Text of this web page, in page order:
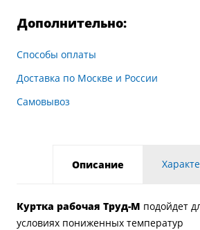
Дополнительно:
Способы оплаты
Доставка по Москве и России
Самовывоз
Описание
Куртка рабочая Труд-М подойдет
условиях пониженных температур